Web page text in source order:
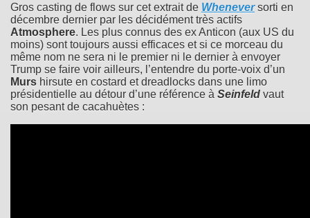
Gros casting de flows sur cet extrait de Whenever sorti en
décembre dernier par les décidément très actifs
Atmosphere. Les plus connus des ex Anticon (aux US du
moins) sont toujours aussi efficaces et si ce morceau du
même nom ne sera ni le premier ni le dernier à envoyer
Trump se faire voir ailleurs, l’entendre du porte-voix d’un
Murs hirsute en costard et dreadlocks dans une limo
présidentielle au détour d’une référence à Seinfeld vaut
son pesant de cacahuètes :